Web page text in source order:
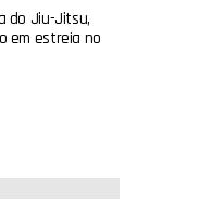
do Jiu-Jitsu,
em estreia no